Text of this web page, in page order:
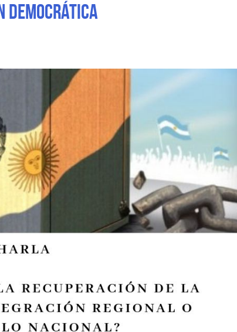
DEMOCRÁTICA